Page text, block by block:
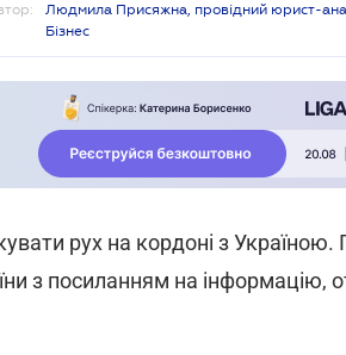
Людмила Присяжна, провідний юрист-
Бізнес
рух на кордоні з Україною.
з посиланням на інформацію,